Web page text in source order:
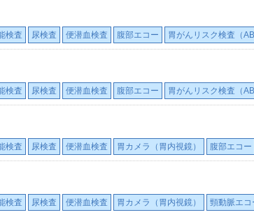
検査 尿検査 便潜血検査 腹部エコー 胃がんリスク検査（
検査 尿検査 便潜血検査 腹部エコー 胃がんリスク検査（
検査 尿検査 便潜血検査 胃カメラ（胃内視鏡） 腹部エコー
検査 尿検査 便潜血検査 胃カメラ（胃内視鏡） 頸動脈エコ